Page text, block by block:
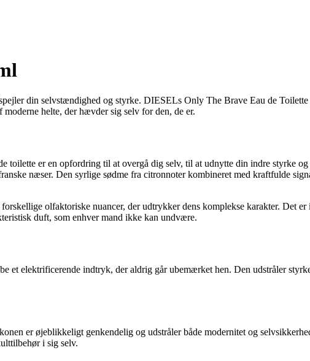
din selvstændighed og styrke. DIESELs Only The Brave Eau de
helte, der hævder sig selv for den, de er.
er en opfordring til at overgå dig selv, til at udnytte din indre styrke
næser. Den syrlige sødme fra citronnoter kombineret med kraftfulde
olfaktoriske nuancer, der udtrykker dens komplekse karakter. Det
duft, som enhver mand ikke kan undvære.
et elektrificerende indtryk, der aldrig går ubemærket hen. Den udstråler
er øjeblikkeligt genkendelig og udstråler både modernitet og
i sig selv.